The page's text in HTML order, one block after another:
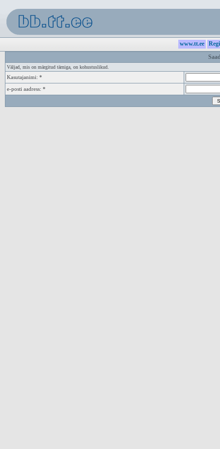
www.tt.ee
Väljad, mis on märgitud tärniga, on kohustuslikud.
Kasutajanimi: *
e-posti aadress: *